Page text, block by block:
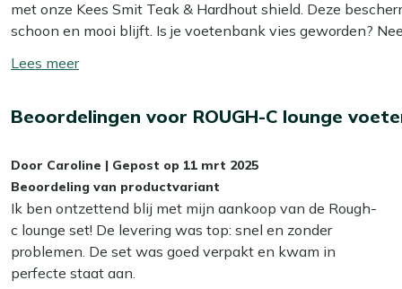
Teakhouten frame:Sterk natuurproduct dat zomer en
Old teak greywash:
Incl. kussen in beige:Je hoeft geen los kussen meer
Formaat 60x60 cm:
Compact genoeg voor een
Bekijk meer Tuinaccessoires
Bekijk meer Voetenbanken
Bekijk meer Lounge voetenbanken
met onze Kees Smit Teak & Hardhout shield. Deze
schoon en mooi blijft. Is je voetenbank vies geworden?
maken. Voor het beste resultaat gebruik je dan onze Kees
materiaal beschadigen.
Belangrijk om te weten: deze voetenbank is voorzien van
voetenbank af te nemen met een natte doek na
eerste jaar bij Old teak greywash niet nodig, omdat je
Kan ik mijn voetenbank het hele jaar buiten
Ja, onze tuinmeubelen kunnen het hele jaar buiten blijven
Toon/verberg
Beoordelingen voor ROUGH-C lounge
Door Caroline | Gepost op 11 mrt 2025
Beoordeling van productvariant
Ik ben ontzettend blij met mijn aankoop van de Rough-
c lounge set! De levering was top: snel en zonder
problemen. De set was goed verpakt en kwam in
perfecte staat aan.